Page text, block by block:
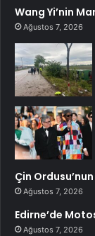
Wang Yi’nin
Ağustos 7, 2026
Çin
Ağustos 7, 2026
Edirne’de
Ağustos 7, 2026